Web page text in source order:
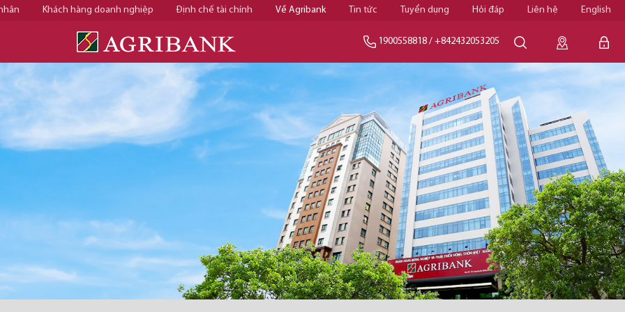
Khách hàng doanh nghiệp Định chế tài chính Về Agribank Tin tức Tuyển dụng Hỏi đáp Liên hệ English
1900558818 / +842432053205